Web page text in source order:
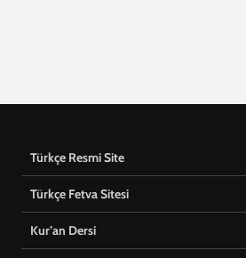
Türkçe Resmi Site
Türkçe Fetva Sitesi
Kur’an Dersi